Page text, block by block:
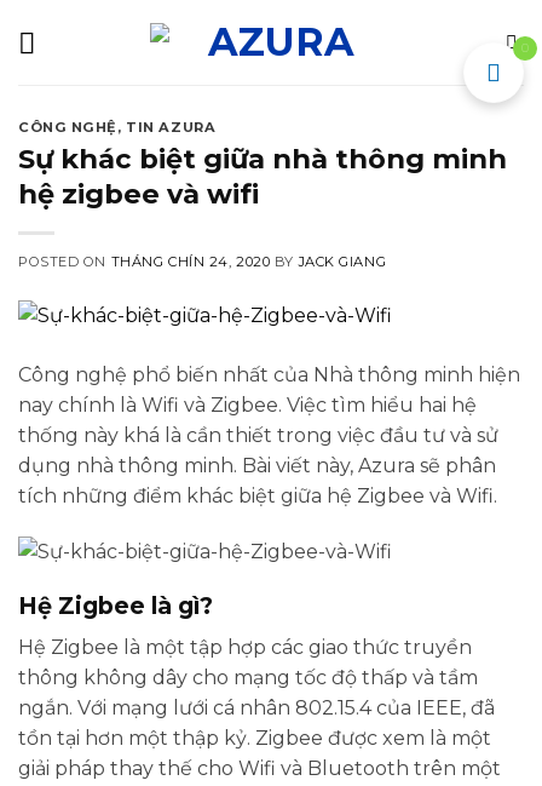
CÔNG NGHỆ , TIN AZURA
Sự khác biệt giữa nhà thông minh
hệ zigbee và wifi
POSTED ON THÁNG CHÍN 24, 2020 BYJACK GIANG
Công nghệ phổ biến nhất của Nhà thông minh hiện
nay chính là Wifi và Zigbee. Việc tìm hiểu hai hệ
thống này khá là cần thiết trong việc đầu tư và sử
dụng nhà thông minh. Bài viết này, Azura sẽ phân
tích những điểm khác biệt giữa hệ Zigbee và Wifi.
Hệ Zigbee là gì?
Hệ Zigbee là một tập hợp các giao thức truyền
thông không dây cho mạng tốc độ thấp và tầm
ngắn. Với mạng lưới cá nhân 802.15.4 của IEEE, đã
tồn tại hơn một thập kỷ. Zigbee được xem là một
giải pháp thay thế cho Wifi và Bluetooth trên một
0